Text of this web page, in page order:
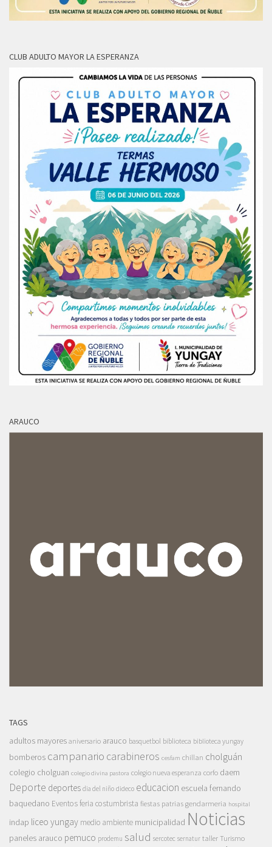
CLUB ADULTO MAYOR LA ESPERANZA
ARAUCO
TAGS
adultos mayores aniversario arauco basquetbol biblioteca biblioteca yungay
bomberos campanario carabineros cesfam chillan cholguán
colegio cholguan colegio divina pastora colegio nueva esperanza corfo daem
Deporte deportes dia del niño dideco educacion escuela fernando
baquedano Eventosferia costumbrista fiestas patrias gendarmeria hospital
indap liceo yungay medio ambiente municipalidad Noticias
paneles arauco pemuco prodemu salud sercotec sernatur taller Turismo